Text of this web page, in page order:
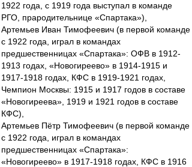
1922 года, с 1919 года выступал в команде
РГО, прародительнице «Спартака»),
Артемьев Иван Тимофеевич (в первой команде
с 1922 года, играл в командах
предшественницах «Спартака»: ОФВ в 1912-
1913 годах, «Новогиреево» в 1914-1915 и
1917-1918 годах, КФС в 1919-1921 годах,
Чемпион Москвы: 1915 и 1917 годов в составе
«Новогиреева», 1919 и 1921 годов в составе
КФС),
Артемьев Пётр Тимофеевич (в первой команде
с 1922 года, играл в командах
предшественницах «Спартака»:
«Новогиреево» в 1917-1918 годах, КФС в 1916